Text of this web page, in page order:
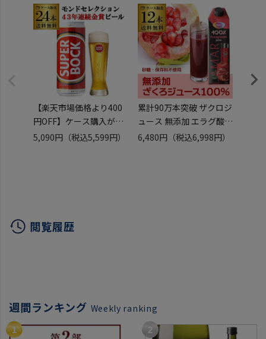
【楽天市場価格より400
円OFF】ケース購入がお
得1本212円税別 スーパ
5,090円 （税込5,599円）
累計90万本突破 ザクロジ
ュース 無添加 エラグ酸
ウロリチン 世界一受けた
6,480円 （税込6,998円）
閲覧履歴
週間ランキング Weekly ranking